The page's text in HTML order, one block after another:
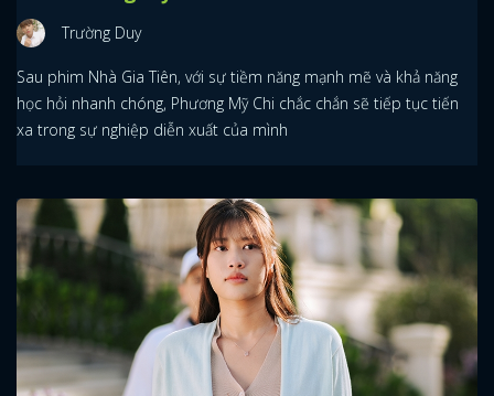
Trường Duy
Sau phim Nhà Gia Tiên, với sự tiềm năng mạnh mẽ và khả năng
học hỏi nhanh chóng, Phương Mỹ Chi chắc chắn sẽ tiếp tục tiến
xa trong sự nghiệp diễn xuất của mình